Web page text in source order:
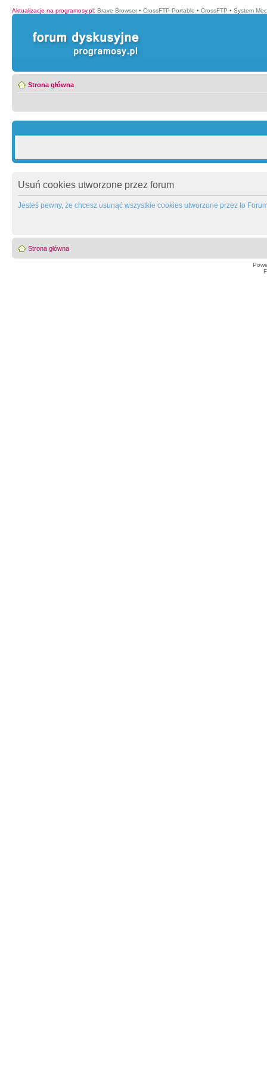
Aktualizacje na programosy.pl: Brave Browser • CrossFTP Portable • CrossFTP • System
Strona główna
Usuń cookies utworzone przez forum
Jesteś pewny, że chcesz usunąć wszystkie cookies utworzone przez to
Strona główna